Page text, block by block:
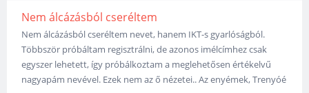
Nem álcázásból cseréltem
Nem álcázásból cseréltem nevet, hanem IKT-s gyarlóságból.
Többször próbáltam regisztrálni, de azonos imélcímhez csak
egyszer lehetett, így próbálkoztam a meglehetősen értékelvű
nagyapám nevével. Ezek nem az ő nézetei.. Az enyémek, Trenyóé